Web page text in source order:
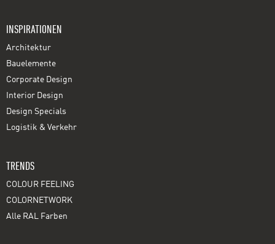
INSPIRATIONEN
Architektur
Bauelemente
Corporate Design
Interior Design
Design Specials
Logistik & Verkehr
TRENDS
COLOUR FEELING
COLORNETWORK
Alle RAL Farben